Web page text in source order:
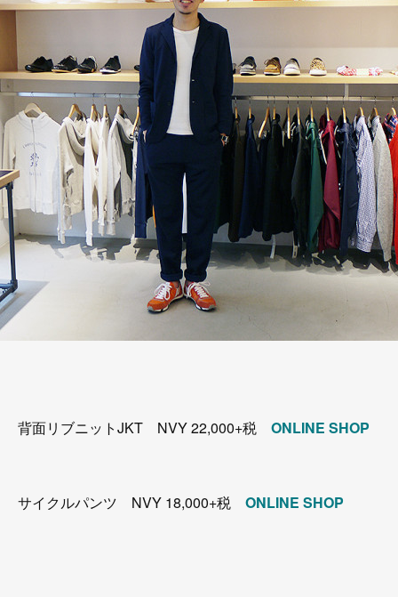
背面リブニットJKT NVY 22,000+税 ONLINE SHOP
サイクルパンツ NVY 18,000+税 ONLINE SHOP